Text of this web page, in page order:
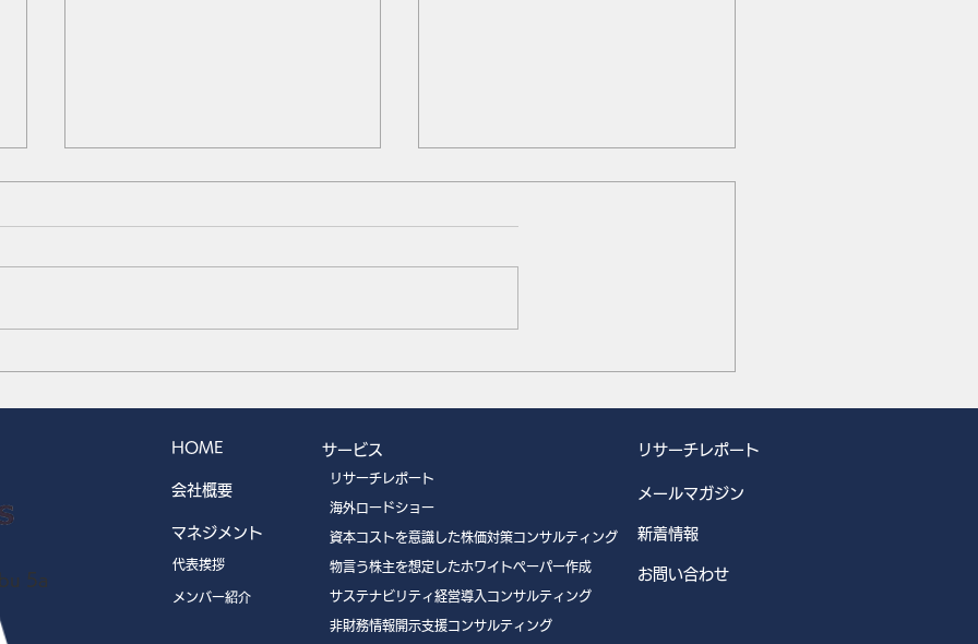
ました。
した。
5a
HOME
会社概要
マネジメント
代表挨拶
メンバー紹介
サービス
リサーチレポート
海外ロードショー
資本コストを意識した株価対策コンサルティング
物言う株主を想定したホワイトペーパー作成
サステナビリティ経営導入コンサルティング
非財務情報開示支援コンサルティング
リサーチレポート
メールマガジン
新着情報
お問い合わせ